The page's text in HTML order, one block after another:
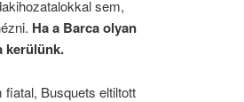
sem,
Ha a Barca olyan
kerülünk.
Busquets eltiltott